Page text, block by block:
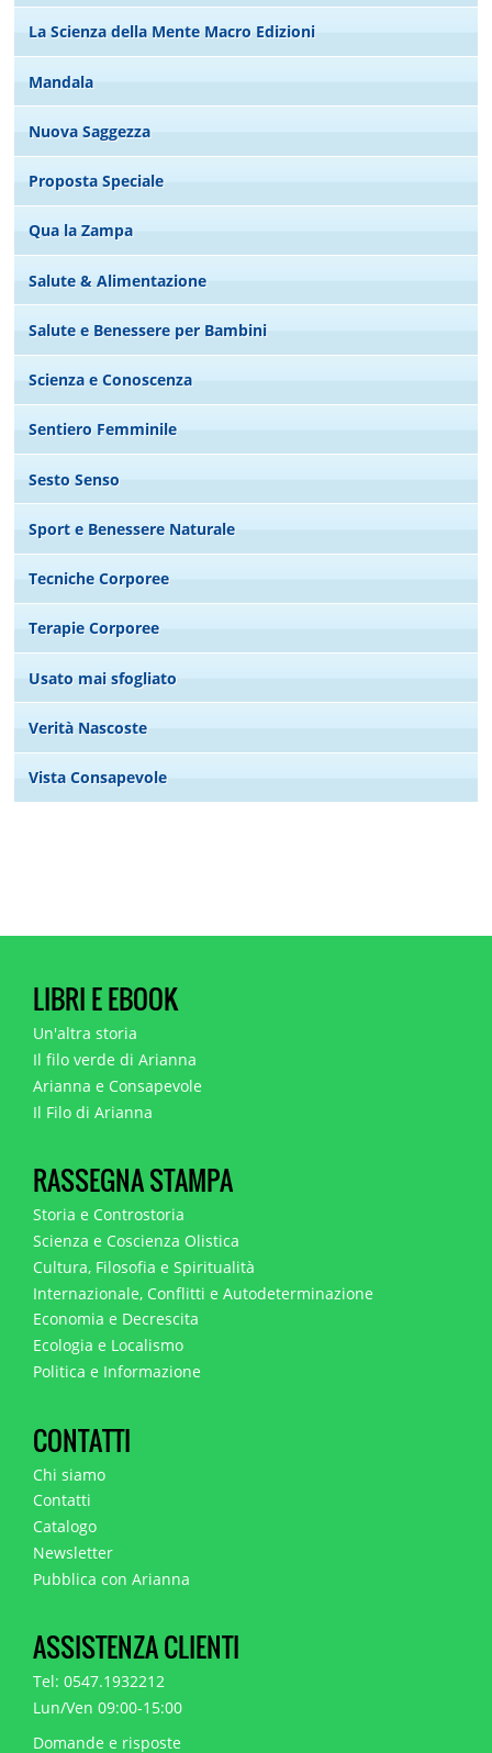
La Scienza della Mente Macro Edizioni
Mandala
Nuova Saggezza
Proposta Speciale
Qua la Zampa
Salute & Alimentazione
Salute e Benessere per Bambini
Scienza e Conoscenza
Sentiero Femminile
Sesto Senso
Sport e Benessere Naturale
Tecniche Corporee
Terapie Corporee
Usato mai sfogliato
Verità Nascoste
Vista Consapevole
LIBRI E EBOOK
Un'altra storia
Il filo verde di Arianna
Arianna e Consapevole
Il Filo di Arianna
RASSEGNA STAMPA
Storia e Controstoria
Scienza e Coscienza Olistica
Cultura, Filosofia e Spiritualità
Internazionale, Conflitti e Autodeterminazione
Economia e Decrescita
Ecologia e Localismo
Politica e Informazione
CONTATTI
Chi siamo
Contatti
Catalogo
Newsletter
Pubblica con Arianna
ASSISTENZA CLIENTI
Tel: 0547.1932212
Lun/Ven 09:00-15:00
Domande e risposte